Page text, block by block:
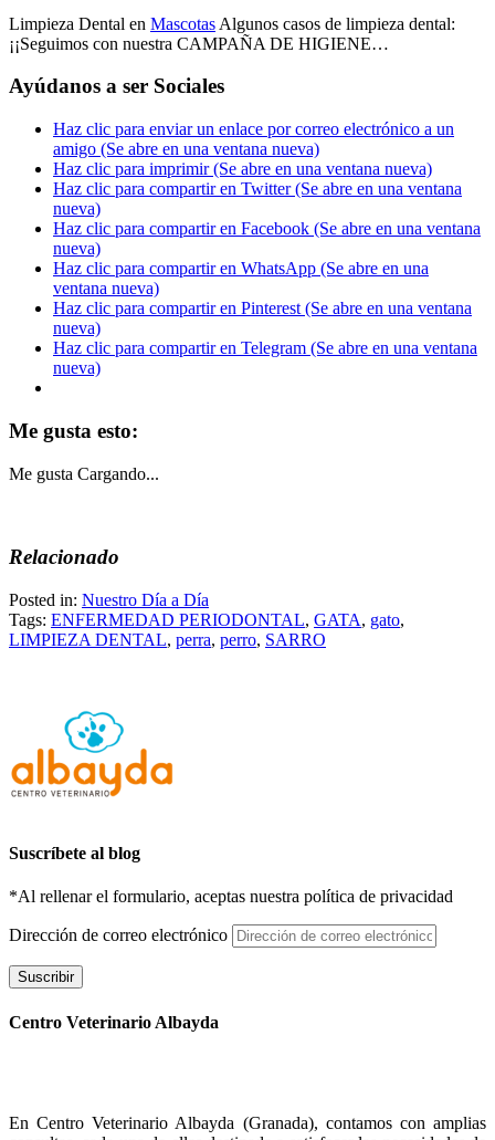
Limpieza Dental en Mascotas Algunos casos de limpieza dental:
¡¡Seguimos con nuestra CAMPAÑA DE HIGIENE…
Ayúdanos a ser Sociales
Haz clic para enviar un enlace por correo electrónico a un
amigo (Se abre en una ventana nueva)
Haz clic para imprimir (Se abre en una ventana nueva)
Haz clic para compartir en Twitter (Se abre en una ventana
nueva)
Haz clic para compartir en Facebook (Se abre en una ventana
nueva)
Haz clic para compartir en WhatsApp (Se abre en una
ventana nueva)
Haz clic para compartir en Pinterest (Se abre en una ventana
nueva)
Haz clic para compartir en Telegram (Se abre en una ventana
nueva)
Me gusta esto:
Me gusta Cargando...
Relacionado
Posted in: Nuestro Día a Día
Tags: ENFERMEDAD PERIODONTAL, GATA, gato,
LIMPIEZA DENTAL, perra, perro, SARRO
Suscríbete al blog
*Al rellenar el formulario, aceptas nuestra política de privacidad
Dirección de correo electrónico
Suscribir
Centro Veterinario Albayda
En Centro Veterinario Albayda (Granada), contamos con amplias